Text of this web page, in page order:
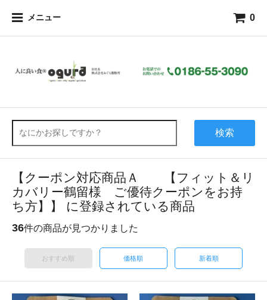
メニュー 0
検索
【クーポン対応商品Ａ 【フィット＆リ
カバリー鶴留様 ご優待クーポンをお持
ち方】】 に登録されている商品
36件の商品が見つかりました
おすすめ順 価格順 新着順